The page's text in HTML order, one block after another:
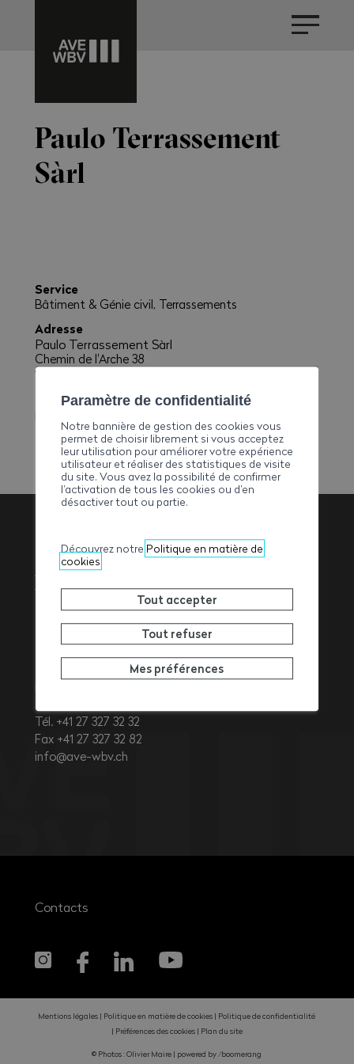
Paulo Terrassement
Sàrl
Service
Bâtiment & Génie civil, Terrassements
Adresse
Paulo Terrassement Sàrl
Chemin de l'Arche 38
1870 Monthey
E-mail
Association
Valaisanne des
Entrepreneurs
Tél. +41 27 327 32 32
Fax +41 27 327 32 82
info@ave-wbv.ch
Contacts
Mentions légales Politique en matière de cookies
Politique de confidentialité
Préférences des cookies
Plan du site
© Photos : Olivier Maire | powered by/boomerang
Paramètre de confidentialité
Notre bannière de gestion des cookies vous
permet de choisir librement si vous acceptez
leur utilisation pour améliorer votre expérience
utilisateur et réaliser des statistiques de visite
du site. Vous avez la possibilité de confirmer
l’activation de tous les cookies ou d’en
désactiver tout ou partie.
Découvrez notre Politique en matière de
cookies
Tout accepter
Tout refuser
Mes préférences